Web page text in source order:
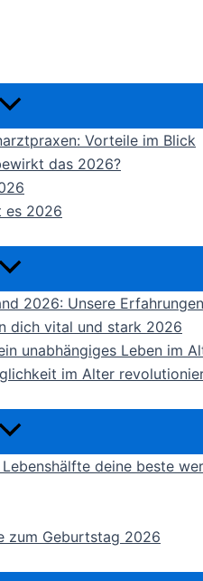
Vorteile im Blick
das 2026?
es 2026
2026: Unsere Erfahrungen
dich vital und stark 2026
unabhängiges Leben im
im Alter
deine beste
zum Geburtstag 2026